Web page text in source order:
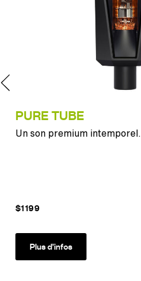
PURE TUBE
Un son premium intemporel.
$1199
Plus d’infos